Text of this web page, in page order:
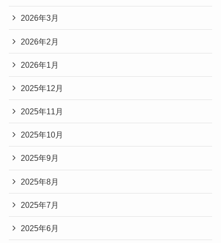
2026年3月
2026年2月
2026年1月
2025年12月
2025年11月
2025年10月
2025年9月
2025年8月
2025年7月
2025年6月